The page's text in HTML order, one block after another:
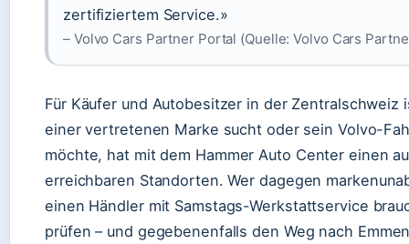
zertifiziertem Service.»
– Volvo Cars Partner Portal (Quelle: Volvo Cars
Für Käufer und Autobesitzer in der Zentralschweiz
einer vertretenen Marke sucht oder sein Volvo-
möchte, hat mit dem Hammer Auto Center einen
erreichbaren Standorten. Wer dagegen
einen Händler mit Samstags-Werkstattservice
prüfen – und gegebenenfalls den Weg nach